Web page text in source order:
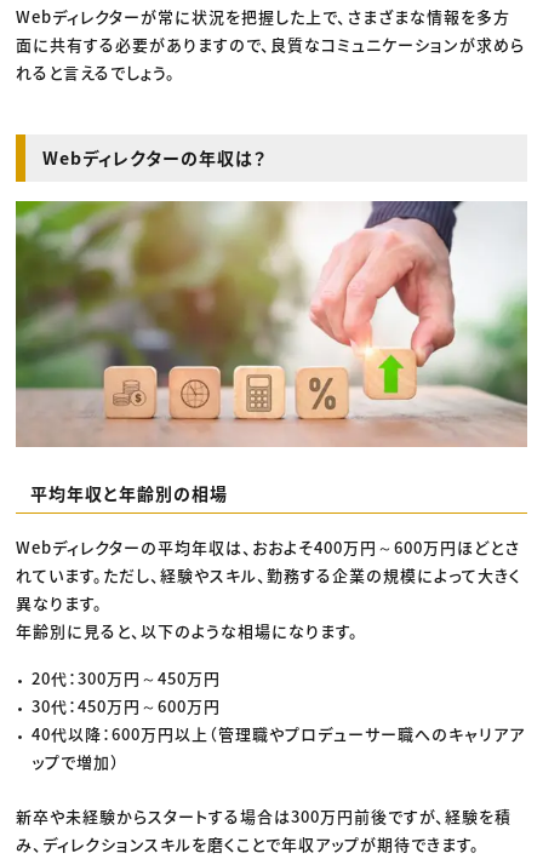
Webディレクターが常に状況を把握した上で、さまざまな情報を多方
面に共有する必要がありますので、良質なコミュニケーションが求めら
れると言えるでしょう。
Webディレクターの年収は？
平均年収と年齢別の相場
Webディレクターの平均年収は、おおよそ400万円～600万円ほどとさ
れています。ただし、経験やスキル、勤務する企業の規模によって大きく
異なります。
年齢別に見ると、以下のような相場になります。
20代：300万円～450万円
30代：450万円～600万円
40代以降：600万円以上（管理職やプロデューサー職へのキャリアア
ップで増加）
新卒や未経験からスタートする場合は300万円前後ですが、経験を積
み、ディレクションスキルを磨くことで年収アップが期待できます。